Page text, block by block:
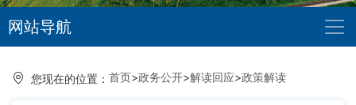
网站导航
您现在的位置： 首页>政务公开>解读回应>政策解读